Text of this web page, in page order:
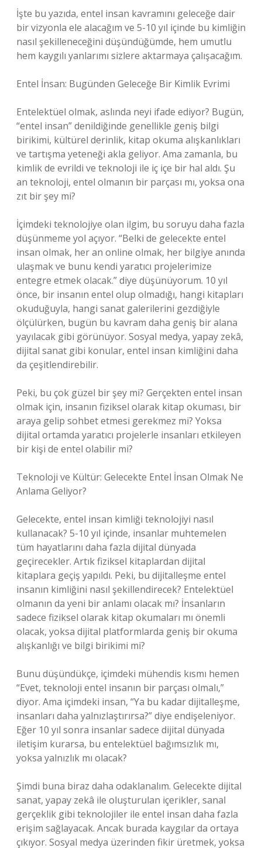
İşte bu yazıda, entel insan kavramını geleceğe dair
bir vizyonla ele alacağım ve 5-10 yıl içinde bu kimliğin
nasıl şekilleneceğini düşündüğümde, hem umutlu
hem kaygılı yanlarımı sizlere aktarmaya çalışacağım.
Entel İnsan: Bugünden Geleceğe Bir Kimlik Evrimi
Entelektüel olmak, aslında neyi ifade ediyor? Bugün,
“entel insan” denildiğinde genellikle geniş bilgi
birikimi, kültürel derinlik, kitap okuma alışkanlıkları
ve tartışma yeteneği akla geliyor. Ama zamanla, bu
kimlik de evrildi ve teknoloji ile iç içe bir hal aldı. Şu
an teknoloji, entel olmanın bir parçası mı, yoksa ona
zıt bir şey mi?
İçimdeki teknolojiye olan ilgim, bu soruyu daha fazla
düşünmeme yol açıyor. “Belki de gelecekte entel
insan olmak, her an online olmak, her bilgiye anında
ulaşmak ve bunu kendi yaratıcı projelerimize
entegre etmek olacak.” diye düşünüyorum. 10 yıl
önce, bir insanın entel olup olmadığı, hangi kitapları
okuduğuyla, hangi sanat galerilerini gezdiğiyle
ölçülürken, bugün bu kavram daha geniş bir alana
yayılacak gibi görünüyor. Sosyal medya, yapay zekâ,
dijital sanat gibi konular, entel insan kimliğini daha
da çeşitlendirebilir.
Peki, bu çok güzel bir şey mi? Gerçekten entel insan
olmak için, insanın fiziksel olarak kitap okuması, bir
araya gelip sohbet etmesi gerekmez mi? Yoksa
dijital ortamda yaratıcı projelerle insanları etkileyen
bir kişi de entel olabilir mi?
Teknoloji ve Kültür: Gelecekte Entel İnsan Olmak Ne
Anlama Geliyor?
Gelecekte, entel insan kimliği teknolojiyi nasıl
kullanacak? 5-10 yıl içinde, insanlar muhtemelen
tüm hayatlarını daha fazla dijital dünyada
geçirecekler. Artık fiziksel kitaplardan dijital
kitaplara geçiş yapıldı. Peki, bu dijitalleşme entel
insanın kimliğini nasıl şekillendirecek? Entelektüel
olmanın da yeni bir anlamı olacak mı? İnsanların
sadece fiziksel olarak kitap okumaları mı önemli
olacak, yoksa dijital platformlarda geniş bir okuma
alışkanlığı ve bilgi birikimi mi?
Bunu düşündükçe, içimdeki mühendis kısmı hemen
“Evet, teknoloji entel insanın bir parçası olmalı,”
diyor. Ama içimdeki insan, “Ya bu kadar dijitalleşme,
insanları daha yalnızlaştırırsa?” diye endişeleniyor.
Eğer 10 yıl sonra insanlar sadece dijital dünyada
iletişim kurarsa, bu entelektüel bağımsızlık mı,
yoksa yalnızlık mı olacak?
Şimdi buna biraz daha odaklanalım. Gelecekte dijital
sanat, yapay zekâ ile oluşturulan içerikler, sanal
gerçeklik gibi teknolojiler ile entel insan daha fazla
erişim sağlayacak. Ancak burada kaygılar da ortaya
çıkıyor. Sosyal medya üzerinden fikir üretmek, yoksa